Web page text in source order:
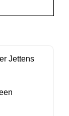
Jettens